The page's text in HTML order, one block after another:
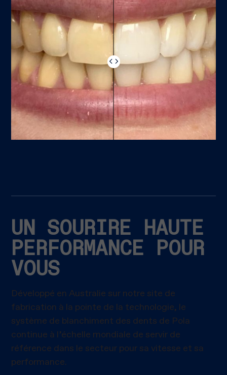
UN SOURIRE HAUTE
PERFORMANCE POUR
VOUS
Développé en Australie sur notre site de
fabrication à la pointe de la technologie, le
système de blanchiment des dents de Pola
continue à l’échelle mondiale de servir de
référence dans le secteur pour sa vitesse et sa
performance.